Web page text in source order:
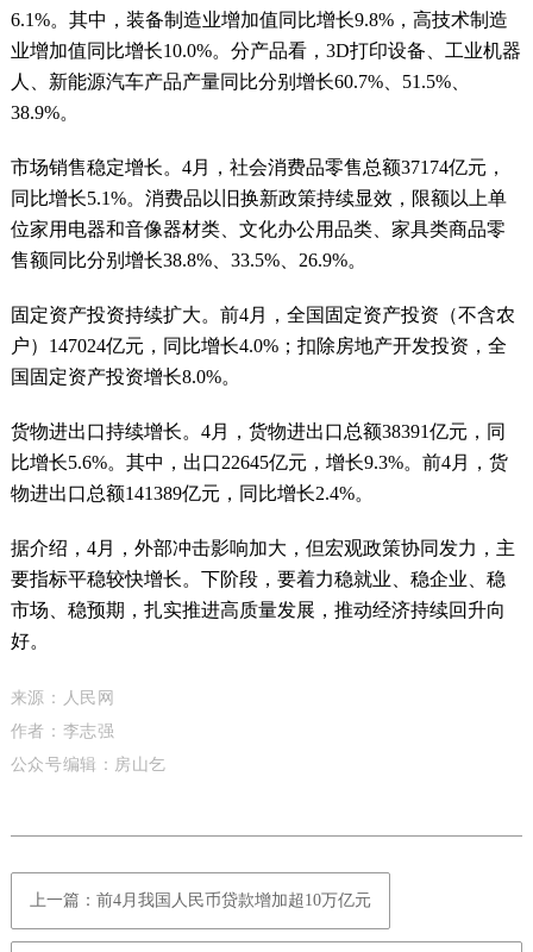
6.1%。其中，装备制造业增加值同比增长9.8%，高技术制造
业增加值同比增长10.0%。分产品看，3D打印设备、工业机器
人、新能源汽车产品产量同比分别增长60.7%、51.5%、
38.9%。
市场销售稳定增长。4月，社会消费品零售总额37174亿元，
同比增长5.1%。消费品以旧换新政策持续显效，限额以上单
位家用电器和音像器材类、文化办公用品类、家具类商品零
售额同比分别增长38.8%、33.5%、26.9%。
固定资产投资持续扩大。前4月，全国固定资产投资（不含农
户）147024亿元，同比增长4.0%；扣除房地产开发投资，全
国固定资产投资增长8.0%。
货物进出口持续增长。4月，货物进出口总额38391亿元，同
比增长5.6%。其中，出口22645亿元，增长9.3%。前4月，货
物进出口总额141389亿元，同比增长2.4%。
据介绍，4月，外部冲击影响加大，但宏观政策协同发力，主
要指标平稳较快增长。下阶段，要着力稳就业、稳企业、稳
市场、稳预期，扎实推进高质量发展，推动经济持续回升向
好。
来源：人民网
作者：李志强
公众号编辑：房山乞
上一篇：前4月我国人民币贷款增加超10万亿元